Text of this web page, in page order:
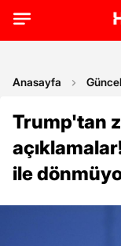
Anasayfa Güncel
Trump'tan
ile